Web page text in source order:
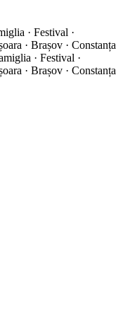
· Festival ·
· Brașov · Constanța
· Festival ·
· Brașov · Constanța